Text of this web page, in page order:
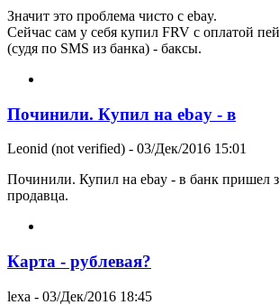
Значит это проблема чисто с ebay.
Сейчас сам у себя купил FRV с оплатой
(судя по SMS из банка) - баксы.
Починили. Купил на ebay - в
Leonid (not verified) - 03/Дек/2016 15:01
Починили. Купил на ebay - в банк пришел
продавца.
Карта - рублевая?
lexa - 03/Дек/2016 18:45